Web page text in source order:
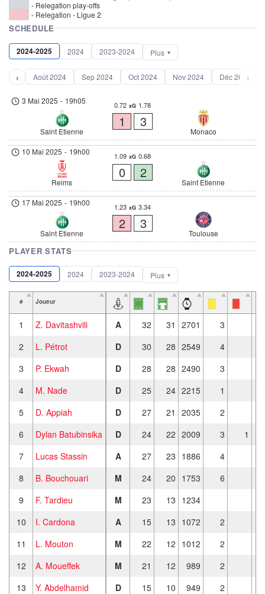
- Relegation play-offs
- Relegation - Ligue 2
SCHEDULE
2024-2025 2024 2023-2024 Plus
‹ Août 2024 Sep 2024 Oct 2024 Nov 2024 Déc 2024›
3 Mai 2025 - 19h05
Saint Etienne
0.72 xG 1.78
1 3
Monaco
10 Mai 2025 - 19h00
Reims
1.09 xG 0.68
0 2
Saint Etienne
17 Mai 2025 - 19h00
Saint Etienne
1.23 xG 3.34
2 3
Toulouse
PLAYER STATS
2024-2025 2024 2023-2024 Plus
# Joueur
1 Z. Davitashvili A 32 31 2701
3
2
L. Pétrot D 30 28 2549
4
3
P. Ekwah D 28 28 2490
3
4
M. Nade D 25 24 2215
1
5
D. Appiah D 27 21 2035
2
6
Dylan Batubinsika D 24 22 2009 3
1
7
Lucas Stassin A 27 23 1886 4
8
B. Bouchouari M 24 20 1753
6
9
F. Tardieu M 23 13 1234
10
I. Cardona A 15 13 1072
2
11
L. Mouton M 22 12 1012
2
12
A. Moueffek M 21 12 989
2
13
Y. Abdelhamid D 15 10 949
2